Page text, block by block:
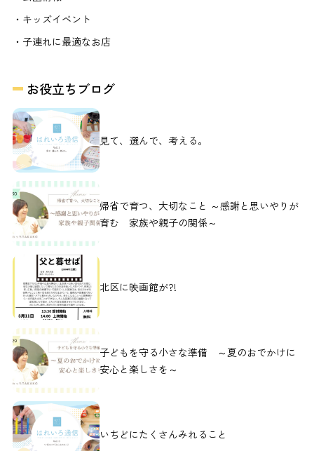
・キッズイベント
・子連れに最適なお店
お役立ちブログ
見て、選んで、考える。
帰省で育つ、大切なこと ～感謝と思いやりが
育む 家族や親子の関係～
北区に映画館が?!
子どもを守る小さな準備 ～夏のおでかけに
安心と楽しさを～
いちどにたくさんみれること